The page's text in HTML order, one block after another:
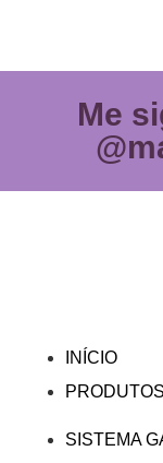
Me
INÍCIO
PRODUTOS
SISTEMA